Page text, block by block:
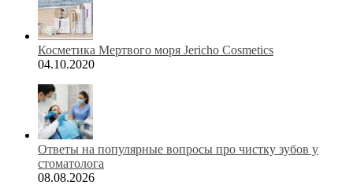
Косметика Мертвого моря Jericho Cosmetics
04.10.2020
Ответы на популярные вопросы про чистку зубов у
стоматолога
08.08.2026